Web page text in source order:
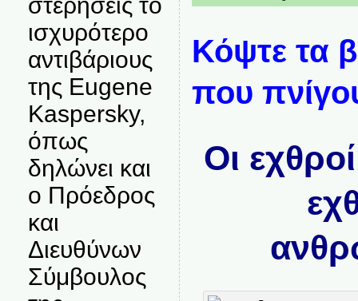
ισχυρότερο
αντιβάριους
της Eugene
Kaspersky,
όπως
δηλώνει και
ο Πρόεδρος
και
Διευθύνων
Σύμβουλος
Κόψτε τα
που
Οι